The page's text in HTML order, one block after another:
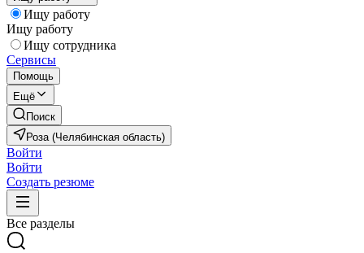
Ищу работу
Ищу работу
Ищу сотрудника
Сервисы
Помощь
Ещё
Поиск
Роза (Челябинская область)
Войти
Войти
Создать резюме
Все разделы